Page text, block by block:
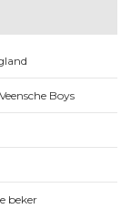
Boys
beker